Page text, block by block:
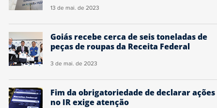
13 de mai. de 2023
Goiás recebe cerca de seis toneladas de
peças de roupas da Receita Federal
3 de mai. de 2023
Fim da obrigatoriedade de declarar ações
no IR exige atenção